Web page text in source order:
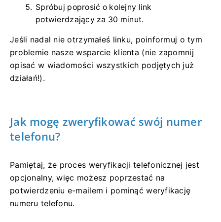
Spróbuj poprosić o kolejny link
potwierdzający za 30 minut.
Jeśli nadal nie otrzymałeś linku, poinformuj o tym
problemie nasze wsparcie klienta (nie zapomnij
opisać w wiadomości wszystkich podjętych już
działań!).
Jak mogę zweryfikować swój numer
telefonu?
Pamiętaj, że proces weryfikacji telefonicznej jest
opcjonalny, więc możesz poprzestać na
potwierdzeniu e-mailem i pominąć weryfikację
numeru telefonu.